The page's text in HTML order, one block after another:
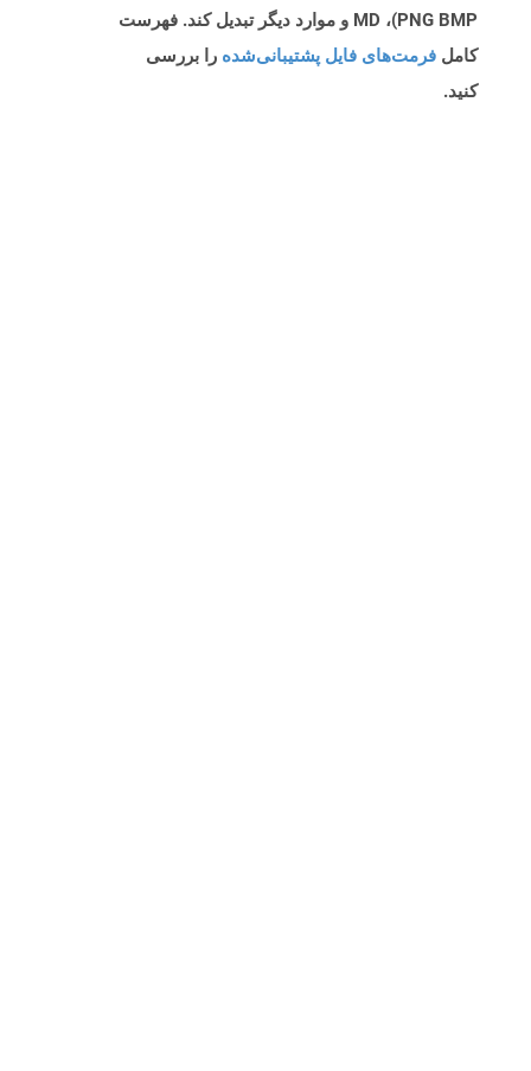
PNG BMP)، MD و موارد دیگر تبدیل کند. فهرست
کامل فرمت‌های فایل پشتیبانی‌شده را بررسی
کنید.